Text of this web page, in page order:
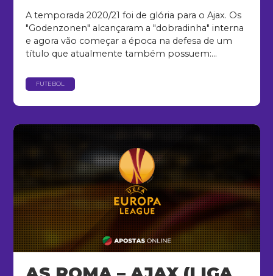
A temporada 2020/21 foi de glória para o Ajax. Os
"Godenzonen" alcançaram a "dobradinha" interna
e agora vão começar a época na defesa de um
título que atualmente também possuem:...
FUTEBOL